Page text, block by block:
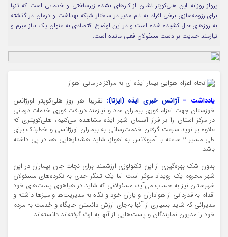
مرا به خاطر بسپار
پرواز روزانه این هلی‌کوپتر نشان از کارهای نشده زیرساختی و خدماتی است که تنها
برای رزومه‌سازی برخی افراد به نام مدیر در ساختار شبکه بهداشت و درمان در گذشته
به روزهای حال کشیده شده است و در این اوضاع اقتصادی به عنوان یک نیاز مبرم و
نیازمند حمایت بر دست مسئولان فعلی مانده است.
یادداشت – آژانس خبری ایذه (ایزنا): تقریبا هر روز هلی‌کوپتر اورژانس
خوزستان جهت اعزام فوری بیماران حاد و نیازمند دریافت فوری خدمات درمانی
در مرکز استان را بر فراز آسمان شهر ایذه مشاهده می‌کنیم، هلی‌کوپتری که
علاوه بر نوید سرعت گرفتن خدمت‌رسانی به بیماران اورژانسی و خطرناک برای
طی مسیر ۲ ساعته با آمبولانس به اهواز، شاید هشدارهایی هم در پی داشته
باشد.
بدون شک بهره‌گیری از این تکنولوژی ارزشمند برای نجات جان بیماران در این
شهر محروم یک رویداد موثر است اما یک تلنگر جدی به نکرده‌های مسئولان
شهرستان نیز به حساب می‌آید، مسئولانی که شاید در هیاهوی پست‌های خود
اقدام به قدردانی از هواداران و یاران خود و نگاه به مدیریت‌ها و میزها داشته و
مدیرانی که شاید بسیاری از آنها به‌جای ارزش دانستن جایگاه و خدمت به مردم
خود را مدیون نمایندگان و پست‌هایی از آنها به ارث گرفته‌اند دانسته‌اند.